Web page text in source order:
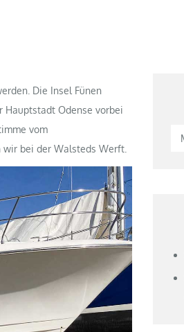
Die Insel Fünen
Hauptstadt Odense vorbei
vom
bei der Walsteds Werft.